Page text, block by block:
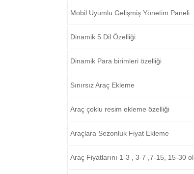
Mobil Uyumlu Gelişmiş Yönetim Paneli
Dinamik 5 Dil Özelliği
Dinamik Para birimleri özelliği
Sınırsız Araç Ekleme
Araç çoklu resim ekleme özelliği
Araçlara Sezonluk Fiyat Ekleme
Araç Fiyatlarını 1-3 , 3-7 ,7-15, 15-30